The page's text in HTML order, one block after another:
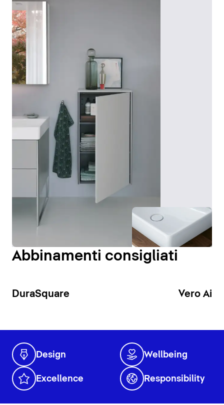
Abbinamenti consigliati
DuraSquare Vero Air
Design Wellbeing
Excellence Responsibility